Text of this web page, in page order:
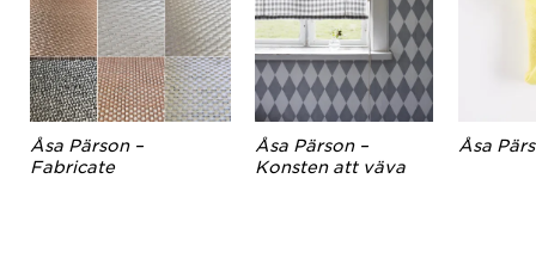
Åsa Pärson –
Fabricate
Åsa Pärson –
Konsten att väva
Åsa